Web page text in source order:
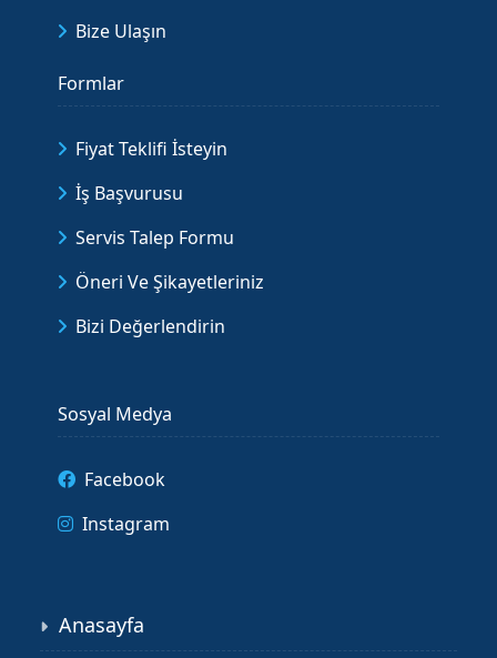
Bize Ulaşın
Formlar
Fiyat Teklifi İsteyin
İş Başvurusu
Servis Talep Formu
Öneri Ve Şikayetleriniz
Bizi Değerlendirin
Sosyal Medya
Facebook
Instagram
Anasayfa